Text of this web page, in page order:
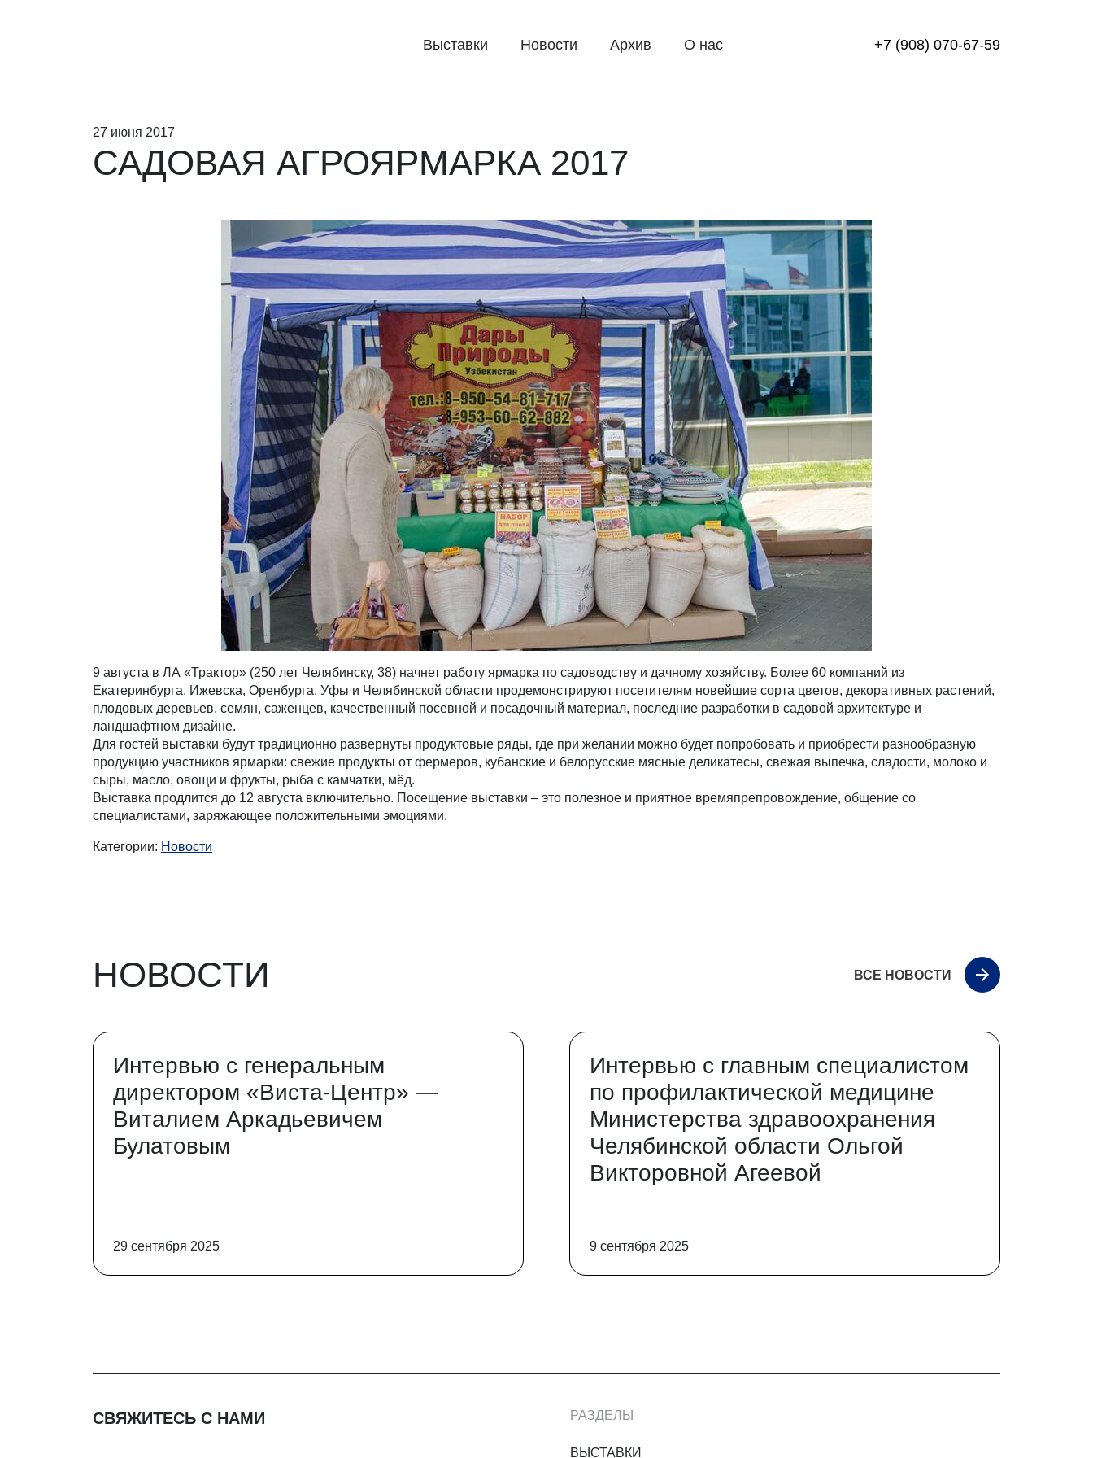
Выставки Новости Архив О нас +7 (908) 070-67-59
27 июня 2017
САДОВАЯ АГРОЯРМАРКА 2017
9 августа в ЛА «Трактор» (250 лет Челябинску, 38) начнет работу ярмарка по садоводству и дачному хозяйству. Более 60 компаний из
Екатеринбурга, Ижевска, Оренбурга, Уфы и Челябинской области продемонстрируют посетителям новейшие сорта цветов, декоративных растений,
плодовых деревьев, семян, саженцев, качественный посевной и посадочный материал, последние разработки в садовой архитектуре и
ландшафтном дизайне.
Для гостей выставки будут традиционно развернуты продуктовые ряды, где при желании можно будет попробовать и приобрести разнообразную
продукцию участников ярмарки: свежие продукты от фермеров, кубанские и белорусские мясные деликатесы, свежая выпечка, сладости, молоко и
сыры, масло, овощи и фрукты, рыба с камчатки, мёд.
Выставка продлится до 12 августа включительно. Посещение выставки – это полезное и приятное времяпрепровождение, общение со
специалистами, заряжающее положительными эмоциями.
Категории: Новости
НОВОСТИ ВСЕ НОВОСТИ
Интервью с генеральным
директором «Виста-Центр» —
Виталием Аркадьевичем
Булатовым
29 сентября 2025
Интервью с главным специалистом
по профилактической медицине
Министерства здравоохранения
Челябинской области Ольгой
Викторовной Агеевой
9 сентября 2025
СВЯЖИТЕСЬ С НАМИ РАЗДЕЛЫ
ВЫСТАВКИ